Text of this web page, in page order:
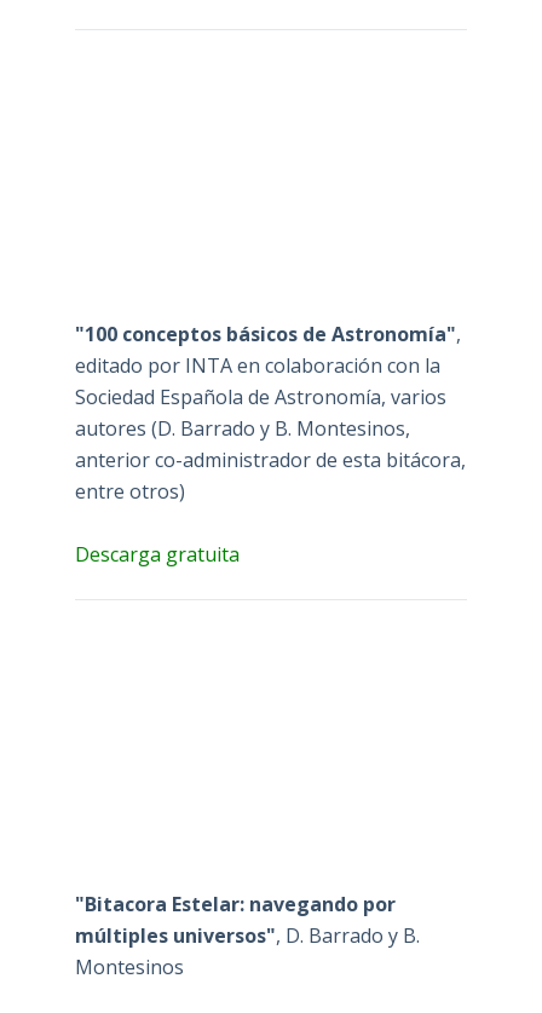
"100 conceptos básicos de Astronomía",
editado por INTA en colaboración con la
Sociedad Española de Astronomía, varios
autores (D. Barrado y B. Montesinos,
anterior co-administrador de esta bitácora,
entre otros)
Descarga gratuita
"Bitacora Estelar: navegando por
múltiples universos", D. Barrado y B.
Montesinos